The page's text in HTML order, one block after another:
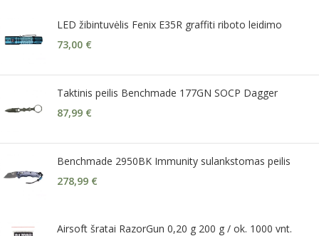
LED žibintuvėlis Fenix E35R graffiti riboto leidimo
73,00 €
Taktinis peilis Benchmade 177GN SOCP Dagger
87,99 €
Benchmade 2950BK Immunity sulankstomas peilis
278,99 €
Airsoft šratai RazorGun 0,20 g 200 g / ok. 1000 vnt.